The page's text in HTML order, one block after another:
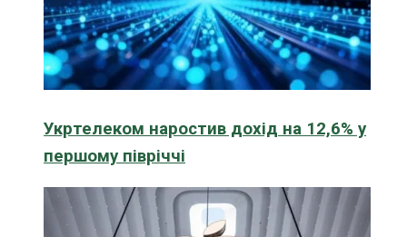
Укртелеком наростив дохід на 12,6% у
першому півріччі